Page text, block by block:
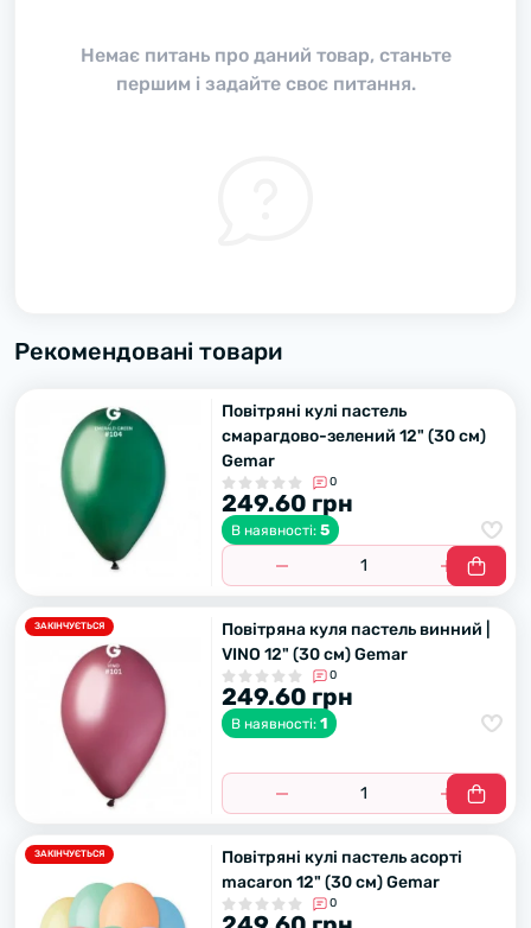
Немає питань про даний товар, станьте
першим і задайте своє питання.
Рекомендовані товари
Повітряні кулі пастель
смарагдово-зелений 12" (30 см)
Gemar
0
249.60 грн
В наявності: 5
ЗАКІНЧУЄТЬСЯ
Повітряна куля пастель винний |
VINO 12" (30 см) Gemar
0
249.60 грн
В наявності: 1
ЗАКІНЧУЄТЬСЯ
Повітряні кулі пастель асорті
macaron 12" (30 см) Gemar
0